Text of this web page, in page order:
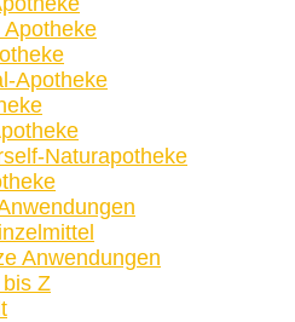
Apotheke
Apotheke
Naturapotheke
Anwendungen
Z